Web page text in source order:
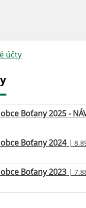
účty
Boťany 2025 -
Boťany 2024|
Boťany 2023 |